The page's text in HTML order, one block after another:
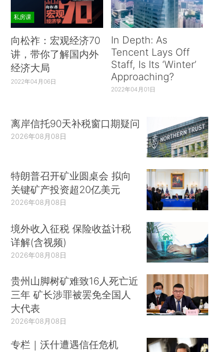
私房课
向松祚：宏观经济70
讲，带你了解国内外
经济大局
2022年04月06日
In Depth: As
Tencent Lays Off
Staff, Is Its ‘Winter’
Approaching?
2022年04月01日
离岸信托90天补税窗口期疑问
2026年08月08日
特朗普召开矿业圆桌会 拟向
关键矿产投资超20亿美元
2026年08月08日
境外收入征税 保险收益计税
详解(含视频)
2026年08月08日
贵州山脚树矿难致16人死亡近
三年 矿长涉罪被罢免全国人
大代表
2026年08月08日
专栏｜沃什遭遇信任危机